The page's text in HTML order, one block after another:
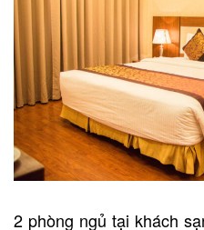
2 phòng ngủ tại khách